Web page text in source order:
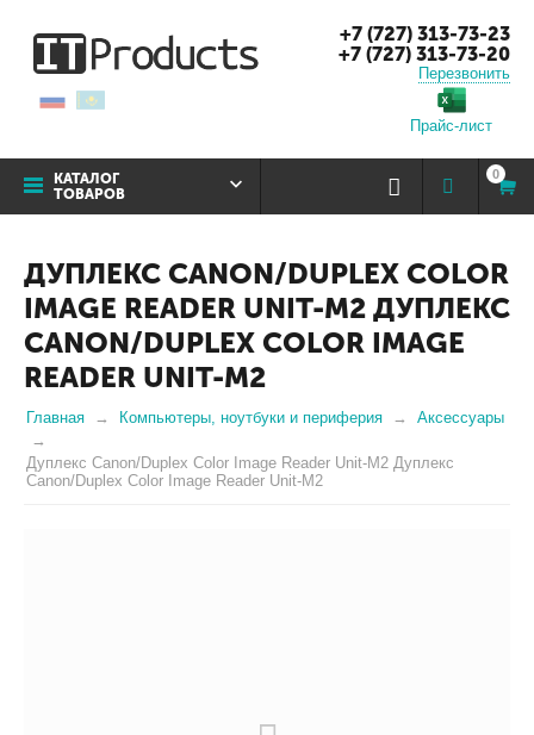
+7 (727) 313-73-23
+7 (727) 313-73-20
Перезвонить
Прайс-лист
КАТАЛОГ
ТОВАРОВ
0
ДУПЛЕКС CANON/DUPLEX COLOR
IMAGE READER UNIT-M2 ДУПЛЕКС
CANON/DUPLEX COLOR IMAGE
READER UNIT-M2
Главная Компьютеры, ноутбуки и периферия Аксессуары
Дуплекс Canon/Duplex Color Image Reader Unit-M2 Дуплекс
Canon/Duplex Color Image Reader Unit-M2